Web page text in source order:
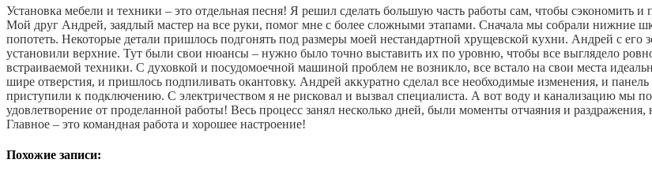
Установка мебели и техники – это отдельная песня! Я решил сделать большую часть работы сам, чтобы сэкономить
Мой друг Андрей, заядлый мастер на все руки, помог мне с более сложными этапами. Сначала мы собрали нижние
попотеть. Некоторые детали пришлось подгонять под размеры моей нестандартной хрущевской кухни. Андрей с
установили верхние. Тут были свои нюансы – нужно было точно выставить их по уровню, чтобы все выглядело
встраиваемой техники. С духовкой и посудомоечной машиной проблем не возникло, все встало на свои места
шире отверстия, и пришлось подпиливать окантовку. Андрей аккуратно сделал все необходимые изменения, и
приступили к подключению. С электричеством я не рисковал и вызвал специалиста. А вот воду и канализацию мы
удовлетворение от проделанной работы! Весь процесс занял несколько дней, были моменты отчаяния и
Главное – это командная работа и хорошее настроение!
Похожие записи: